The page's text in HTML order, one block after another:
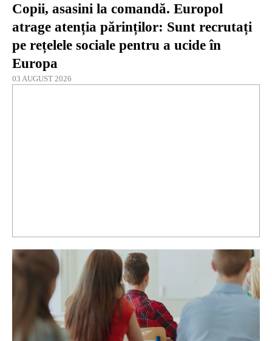
Copii, asasini la comandă. Europol
atrage atenția părinților: Sunt recrutați
pe rețelele sociale pentru a ucide în
Europa
03 AUGUST 2026